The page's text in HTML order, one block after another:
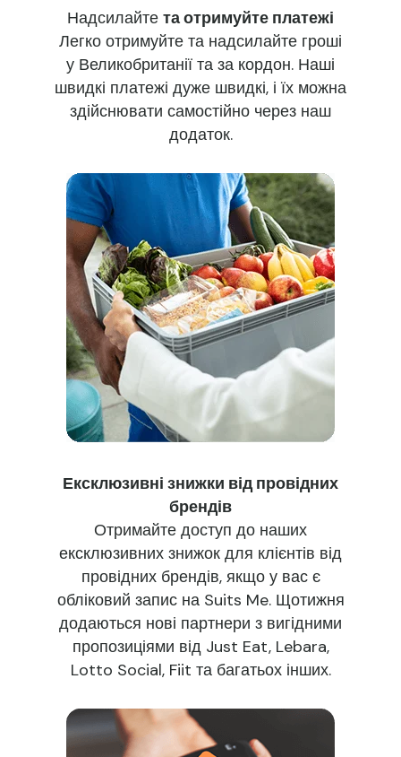
Надсилайте та отримуйте платежі
Легко отримуйте та надсилайте гроші
у Великобританії та за кордон. Наші
швидкі платежі дуже швидкі, і їх можна
здійснювати самостійно через наш
додаток.
Ексклюзивні знижки від провідних
брендів
Отримайте доступ до наших
ексклюзивних знижок для клієнтів від
провідних брендів, якщо у вас є
обліковий запис на Suits Me. Щотижня
додаються нові партнери з вигідними
пропозиціями від Just Eat, Lebara,
Lotto Social, Fiit та багатьох інших.